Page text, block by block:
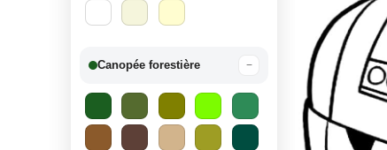
Canopée forestière −